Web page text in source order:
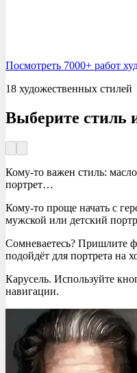
Посмотреть 7000+ работ
18 художественных стилей
Выберите стиль
Кому-то важен стиль:
портрет…
Кому-то проще начать с
мужской или детский
Сомневаетесь? Пришлите
подойдёт для портрета на
Карусель. Используйте
навигации.